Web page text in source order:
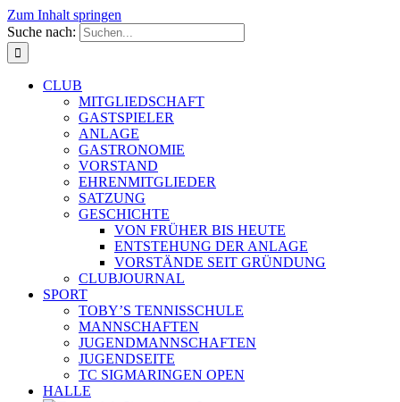
Zum Inhalt springen
Suche nach:
CLUB
MITGLIEDSCHAFT
GASTSPIELER
ANLAGE
GASTRONOMIE
VORSTAND
EHRENMITGLIEDER
SATZUNG
GESCHICHTE
VON FRÜHER BIS HEUTE
ENTSTEHUNG DER ANLAGE
VORSTÄNDE SEIT GRÜNDUNG
CLUBJOURNAL
SPORT
TOBY’S TENNISSCHULE
MANNSCHAFTEN
JUGENDMANNSCHAFTEN
JUGENDSEITE
TC SIGMARINGEN OPEN
HALLE